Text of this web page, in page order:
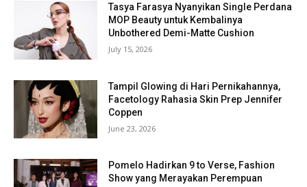
Tasya Farasya Nyanyikan Single Perdana
MOP Beauty untuk Kembalinya
Unbothered Demi-Matte Cushion
July 15, 2026
Tampil Glowing di Hari Pernikahannya,
Facetology Rahasia Skin Prep Jennifer
Coppen
June 23, 2026
Pomelo Hadirkan 9 to Verse, Fashion
Show yang Merayakan Perempuan